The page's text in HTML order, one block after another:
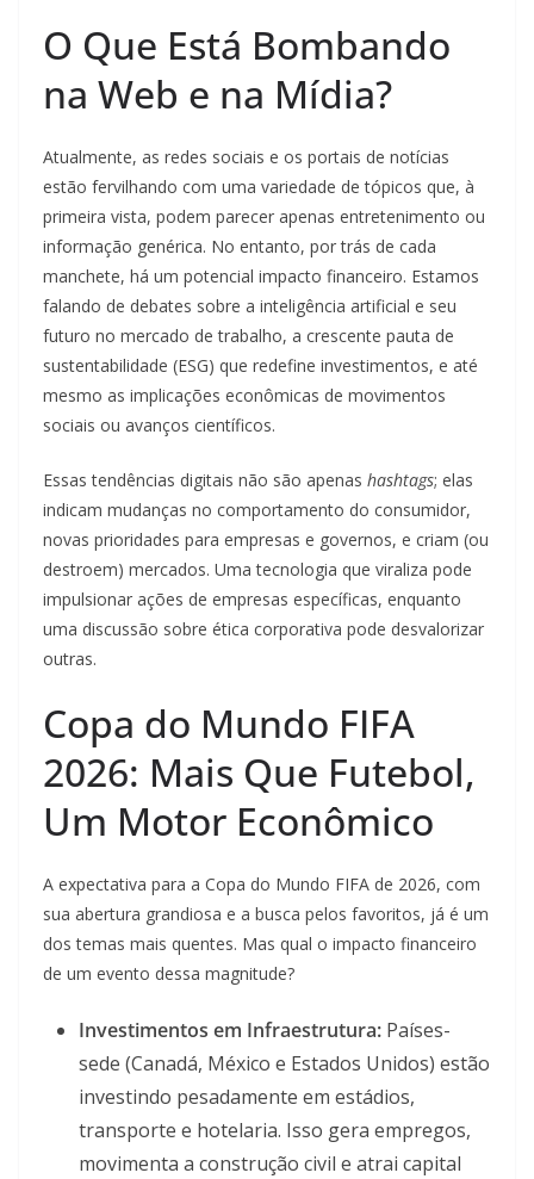
O Que Está Bombando
na Web e na Mídia?
Atualmente, as redes sociais e os portais de notícias
estão fervilhando com uma variedade de tópicos que, à
primeira vista, podem parecer apenas entretenimento ou
informação genérica. No entanto, por trás de cada
manchete, há um potencial impacto financeiro. Estamos
falando de debates sobre a inteligência artificial e seu
futuro no mercado de trabalho, a crescente pauta de
sustentabilidade (ESG) que redefine investimentos, e até
mesmo as implicações econômicas de movimentos
sociais ou avanços científicos.
Essas tendências digitais não são apenas hashtags; elas
indicam mudanças no comportamento do consumidor,
novas prioridades para empresas e governos, e criam (ou
destroem) mercados. Uma tecnologia que viraliza pode
impulsionar ações de empresas específicas, enquanto
uma discussão sobre ética corporativa pode desvalorizar
outras.
Copa do Mundo FIFA
2026: Mais Que Futebol,
Um Motor Econômico
A expectativa para a Copa do Mundo FIFA de 2026, com
sua abertura grandiosa e a busca pelos favoritos, já é um
dos temas mais quentes. Mas qual o impacto financeiro
de um evento dessa magnitude?
Investimentos em Infraestrutura: Países-
sede (Canadá, México e Estados Unidos) estão
investindo pesadamente em estádios,
transporte e hotelaria. Isso gera empregos,
movimenta a construção civil e atrai capital